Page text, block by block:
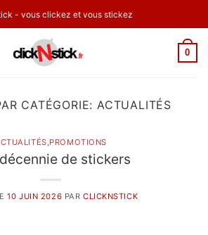
- vous clickez et vous stickez
0
CATÉGORIE:ACTUALITÉS
,PROMOTIONS
de stickers
10 JUIN 2026 PAR CLICKNSTICK